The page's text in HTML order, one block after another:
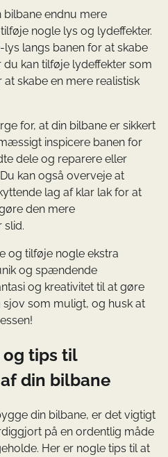
bilbane endnu mere
nogle lys og lydeffekter.
lys langs banen for at skabe
kan tilføje lydeffekter som
skabe en mere realistisk
for, at din bilbane er sikkert
inspicere banen for
dele og reparere eller
kan også overveje at
lag af klar lak for at
den mere
slid.
og tilføje nogle ekstra
og spændende
og kreativitet til at gøre
sjov som muligt, og husk at
tips til
din bilbane
din bilbane, er det vigtigt
på en ordentlig måde
Her er nogle tips til at